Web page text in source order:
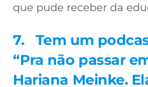
que pude receber da
7.
Tem um
“Pra não passar
Hariana Meinke.